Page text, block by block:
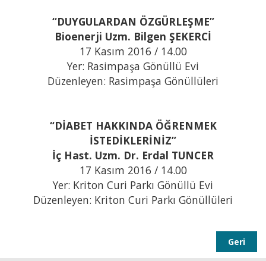
“DUYGULARDAN ÖZGÜRLEŞME”
Bioenerji Uzm. Bilgen ŞEKERCİ
17 Kasım 2016 / 14.00
Yer: Rasimpaşa Gönüllü Evi
Düzenleyen: Rasimpaşa Gönüllüleri
“DİABET HAKKINDA ÖĞRENMEK
İSTEDİKLERİNİZ”
İç Hast. Uzm. Dr. Erdal TUNCER
17 Kasım 2016 / 14.00
Yer: Kriton Curi Parkı Gönüllü Evi
Düzenleyen: Kriton Curi Parkı Gönüllüleri
Geri